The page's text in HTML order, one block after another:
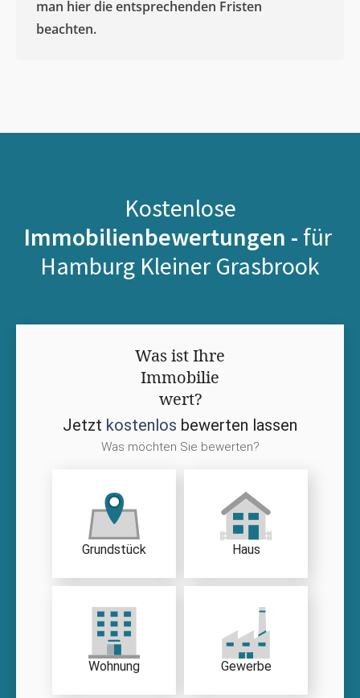
man hier die entsprechenden Fristen
beachten.
Kostenlose
Immobilienbewertungen - für
Hamburg Kleiner Grasbrook
Was ist Ihre
Immobilie
wert?
Jetzt kostenlos bewerten lassen
Was möchten Sie bewerten?
Grundstück Haus
Wohnung Gewerbe